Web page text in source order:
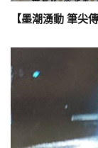
【墨潮湧動 筆